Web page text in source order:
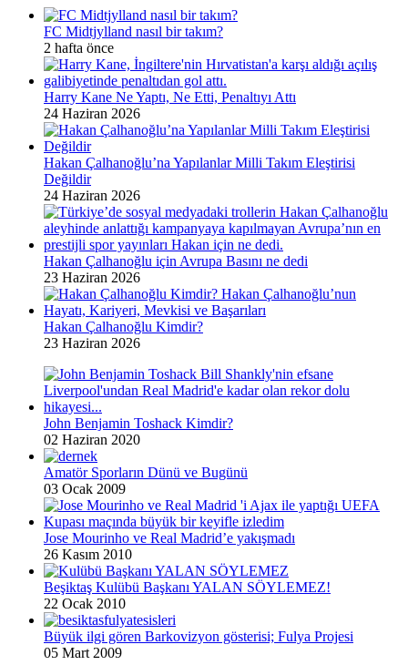
FC Midtjylland nasıl bir takım?
2 hafta önce
Harry Kane Ne Yaptı, Ne Etti, Penaltıyı Attı
24 Haziran 2026
Hakan Çalhanoğlu’na Yapılanlar Milli Takım Eleştirisi
Değildir
24 Haziran 2026
Hakan Çalhanoğlu için Avrupa Basını ne dedi
23 Haziran 2026
Hakan Çalhanoğlu Kimdir?
23 Haziran 2026
John Benjamin Toshack Kimdir?
02 Haziran 2020
Amatör Sporların Dünü ve Bugünü
03 Ocak 2009
Jose Mourinho ve Real Madrid’e yakışmadı
26 Kasım 2010
Beşiktaş Kulübü Başkanı YALAN SÖYLEMEZ!
22 Ocak 2010
Büyük ilgi gören Barkovizyon gösterisi; Fulya Projesi
05 Mart 2009